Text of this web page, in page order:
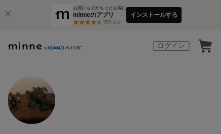
お買いものがもっとお得に
minneのアプリ
3万件以上
インストールする
ログイン